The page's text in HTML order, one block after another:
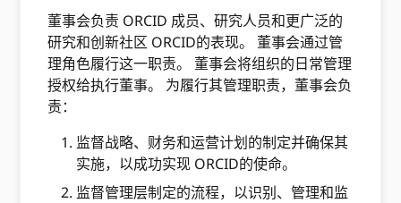
董事会负责 ORCID 成员、研究人员和更广泛的
研究和创新社区 ORCID的表现。 董事会通过管
理角色履行这一职责。 董事会将组织的日常管理
授权给执行董事。 为履行其管理职责，董事会负
责：
监督战略、财务和运营计划的制定并确保其
实施，以成功实现​ ORCID的使命。
监督管理层制定的流程，以识别、管理和监